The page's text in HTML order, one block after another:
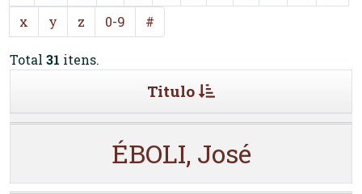
x
y z 0-9 #
Total 31 itens.
Titulo
ÉBOLI, José